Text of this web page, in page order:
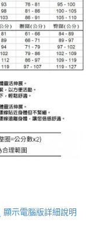
顯示電腦版詳細說明